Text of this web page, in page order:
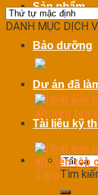
Sản phẩm
Bảo dưỡng
Dự án đã
Tài liệu kỹ
Tìm
DANH MỤC DỊCH